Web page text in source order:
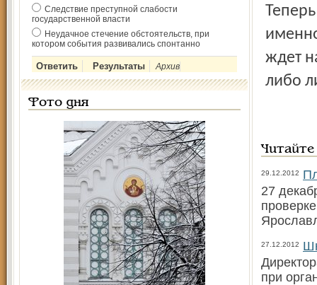
Следствие преступной слабости
государственной власти
Неудачное стечение обстоятельств, при
котором события развивались спонтанно
Архив
Фото дня
ждет
либо
29.12.2012
27
27.12.2012
при